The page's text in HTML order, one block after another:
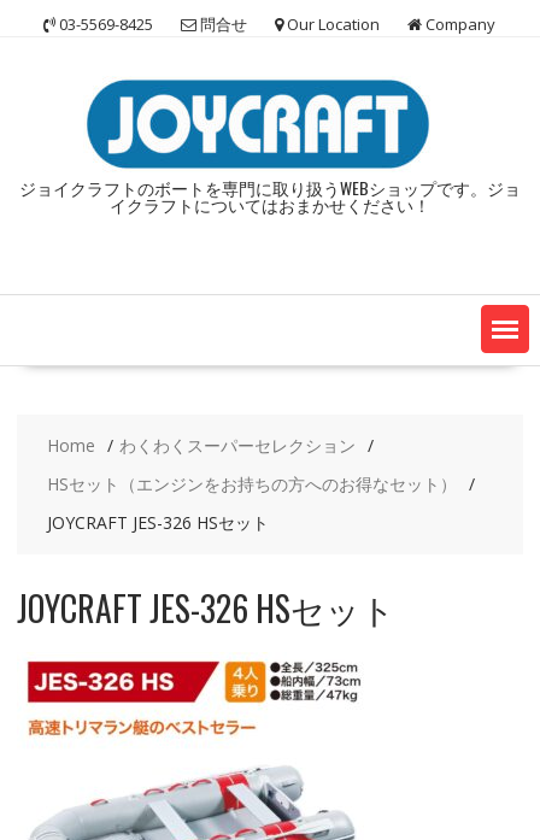
03-5569-8425 問合せ Our Location Company
ジョイクラフトのボートを専門に取り扱うWEBショップです。ジョ
イクラフトについてはおまかせください！
Home
わくわくスーパーセレクション
HSセット（エンジンをお持ちの方へのお得なセット）
JOYCRAFT JES-326 HSセット
JOYCRAFT JES-326 HSセット